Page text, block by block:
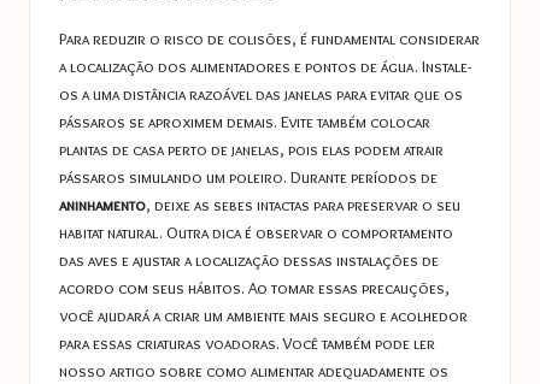
Para reduzir o risco de colisões, é fundamental considerar
a localização dos alimentadores e pontos de água. Instale-
os a uma distância razoável das janelas para evitar que os
pássaros se aproximem demais. Evite também colocar
plantas de casa perto de janelas, pois elas podem atrair
pássaros simulando um poleiro. Durante períodos de
aninhamento, deixe as sebes intactas para preservar o seu
habitat natural. Outra dica é observar o comportamento
das aves e ajustar a localização dessas instalações de
acordo com seus hábitos. Ao tomar essas precauções,
você ajudará a criar um ambiente mais seguro e acolhedor
para essas criaturas voadoras. Você também pode ler
nosso artigo sobre como alimentar adequadamente os